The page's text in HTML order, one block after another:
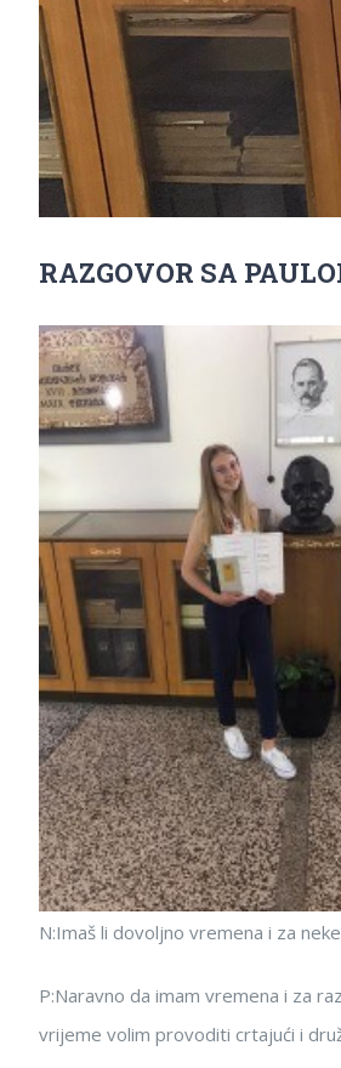
RAZGOVOR SA
N:Imaš li dovoljno vremena i za
P:Naravno da imam vremena i za
vrijeme volim provoditi crtajući i